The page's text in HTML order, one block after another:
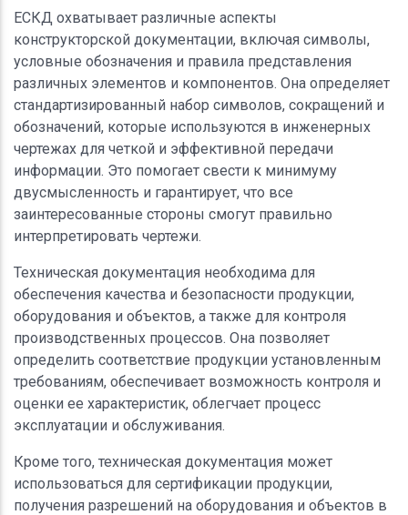
ЕСКД охватывает различные аспекты
конструкторской документации, включая символы,
условные обозначения и правила представления
различных элементов и компонентов. Она определяет
стандартизированный набор символов, сокращений и
обозначений, которые используются в инженерных
чертежах для четкой и эффективной передачи
информации. Это помогает свести к минимуму
двусмысленность и гарантирует, что все
заинтересованные стороны смогут правильно
интерпретировать чертежи.
Техническая документация необходима для
обеспечения качества и безопасности продукции,
оборудования и объектов, а также для контроля
производственных процессов. Она позволяет
определить соответствие продукции установленным
требованиям, обеспечивает возможность контроля и
оценки ее характеристик, облегчает процесс
эксплуатации и обслуживания.
Кроме того, техническая документация может
использоваться для сертификации продукции,
получения разрешений на оборудования и объектов в